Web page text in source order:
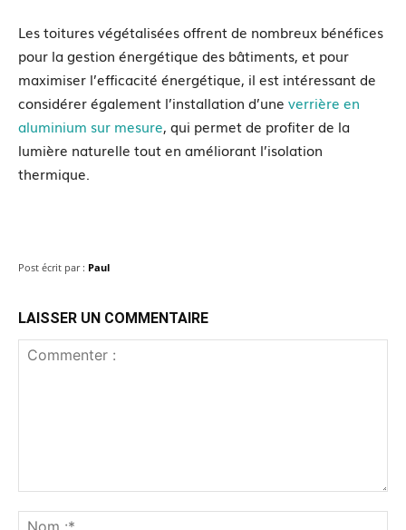
Les toitures végétalisées offrent de nombreux bénéfices
pour la gestion énergétique des bâtiments, et pour
maximiser l’efficacité énergétique, il est intéressant de
considérer également l’installation d’une verrière en
aluminium sur mesure, qui permet de profiter de la
lumière naturelle tout en améliorant l’isolation
thermique.
Post écrit par : Paul
LAISSER UN COMMENTAIRE